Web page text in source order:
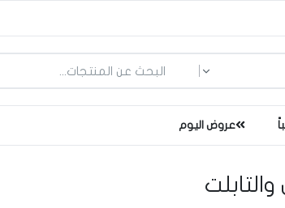
عروض اليوم
والتابلت
ما الذي تبحث عنه؟